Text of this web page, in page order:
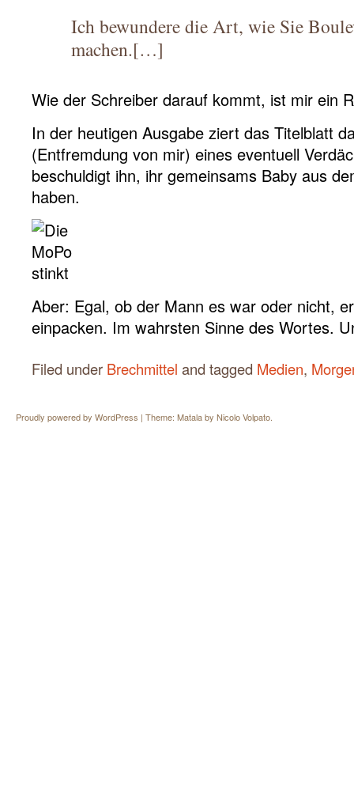
Ich bewundere die Art, wie Sie
machen.[…]
Wie der Schreiber darauf kommt, ist mir ein
In der heutigen Ausgabe ziert das Titelblatt
(Entfremdung von mir) eines eventuell
beschuldigt ihn, ihr gemeinsams Baby aus
haben.
Aber: Egal, ob der Mann es war oder nicht,
einpacken. Im wahrsten Sinne des Wortes.
Filed under Brechmittel and tagged Medien,
Proudly powered by WordPress | Theme: Matala by Nicolo Volpato.